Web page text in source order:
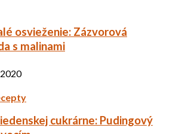
osvieženie: Zázvorová
s malinami
cukrárne: Pudingový